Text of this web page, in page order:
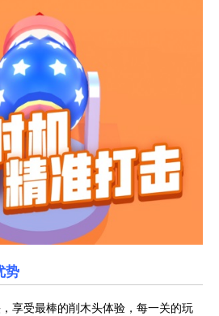
势
受最棒的削木头体验，每一关的玩